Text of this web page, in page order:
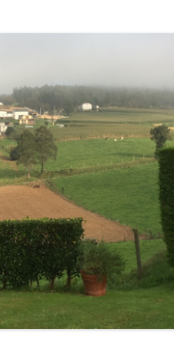
IRPF
NUEVA ETAPA
REPORTAR INCIDENCIA
LOGOTIPO
ENTREVISTAS
SONRISA
ENVÍA CORREO
CANALES DE VÍDEO